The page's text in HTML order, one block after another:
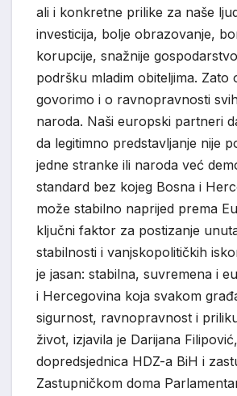
ali i konkretne prilike za naše
investicija, bolje obrazovanje,
korupcije, snažnije
podršku mladim obiteljima. Zato
govorimo i o ravnopravnosti
naroda. Naši europski partneri
da legitimno predstavljanje nije
jedne stranke ili naroda već
standard bez kojeg Bosna i
može stabilno naprijed prema
ključni faktor za postizanje
stabilnosti i vanjskopolitičkih
je jasan: stabilna, suvremena i
i Hercegovina koja svakom
sigurnost, ravnopravnost i
život, izjavila je Darijana Filipović,
dopredsjednica HDZ-a BiH i
Zastupničkom doma